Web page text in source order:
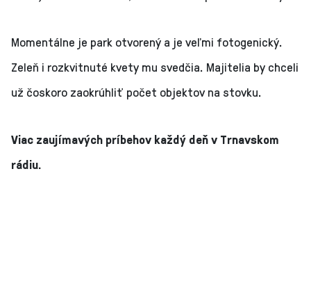
Momentálne je park otvorený a je veľmi fotogenický.
Zeleň i rozkvitnuté kvety mu svedčia. Majitelia by chceli
už čoskoro zaokrúhliť počet objektov na stovku.
Viac zaujímavých príbehov každý deň v Trnavskom
rádiu.